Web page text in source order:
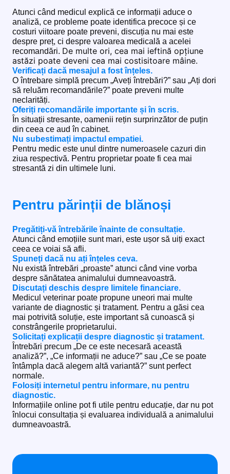
Atunci când medicul explică ce informații aduce o
analiză, ce probleme poate identifica precoce și ce
costuri viitoare poate preveni, discuția nu mai este
despre preț, ci despre valoarea medicală a acelei
recomandări. De multe ori, cea mai ieftină opțiune
astăzi poate deveni cea mai costisitoare mâine.
Verificați dacă mesajul a fost înțeles.
O întrebare simplă precum „Aveți întrebări?” sau „Ați dori
să reluăm recomandările?” poate preveni multe
neclarități.
Oferiți recomandările importante și în scris.
În situații stresante, oamenii rețin surprinzător de puțin
din ceea ce aud în cabinet.
Nu subestimați impactul empatiei.
Pentru medic este unul dintre numeroasele cazuri din
ziua respectivă. Pentru proprietar poate fi cea mai
stresantă zi din ultimele luni.
Pentru părinții de blănoși
Pregătiți-vă întrebările înainte de consultație.
Atunci când emoțiile sunt mari, este ușor să uiți exact
ceea ce voiai să afli.
Spuneți dacă nu ați înțeles ceva.
Nu există întrebări „proaste” atunci când vine vorba
despre sănătatea animalului dumneavoastră.
Discutați deschis despre limitele financiare.
Medicul veterinar poate propune uneori mai multe
variante de diagnostic și tratament. Pentru a găsi cea
mai potrivită soluție, este important să cunoască și
constrângerile proprietarului.
Solicitați explicații despre diagnostic și tratament.
Întrebări precum „De ce este necesară această
analiză?”, „Ce informații ne aduce?” sau „Ce se poate
întâmpla dacă alegem altă variantă?” sunt perfect
normale.
Folosiți internetul pentru informare, nu pentru
diagnostic.
Informațiile online pot fi utile pentru educație, dar nu pot
înlocui consultația și evaluarea individuală a animalului
dumneavoastră.